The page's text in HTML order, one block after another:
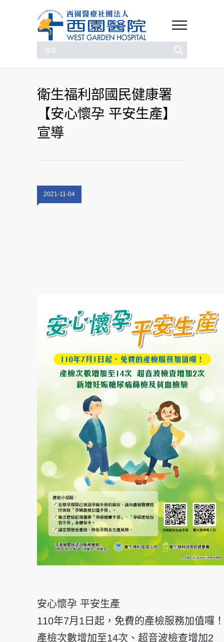
衛生福利部國民健康署
【安心懷孕 平安生產】
宣導
2021-11-04
安心懷孕 平安生產
110年7月1日起，免費的產檢服務加值囉！
產檢次數增加至14次、超音波檢查增加2